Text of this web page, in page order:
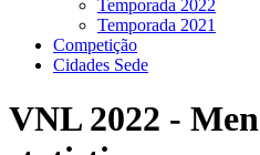
Temporada 2022
Temporada 2021
Competição
Cidades Sede
VNL 2022 -